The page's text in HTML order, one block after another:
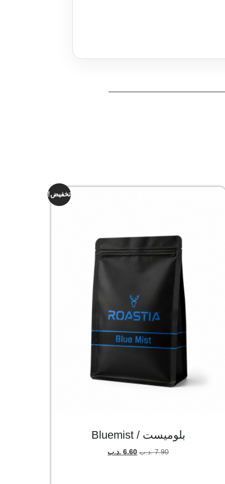
تخفيض!
بلوميست / Bluemist
7.90 .د.ب 6.60 .د.ب